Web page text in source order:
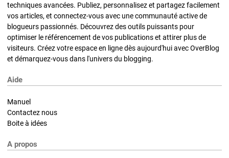
techniques avancées. Publiez, personnalisez et partagez facilement
vos articles, et connectez-vous avec une communauté active de
blogueurs passionnés. Découvrez des outils puissants pour
optimiser le référencement de vos publications et attirer plus de
visiteurs. Créez votre espace en ligne dès aujourd'hui avec OverBlog
et démarquez-vous dans l'univers du blogging.
Aide
Manuel
Contactez nous
Boite à idées
A propos